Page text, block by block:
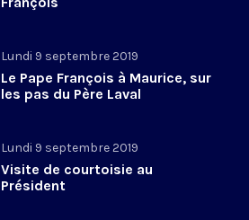
Lundi 9 septembre 2019
Le Pape François à Maurice, sur
les pas du Père Laval
Lundi 9 septembre 2019
Visite de courtoisie au
Président